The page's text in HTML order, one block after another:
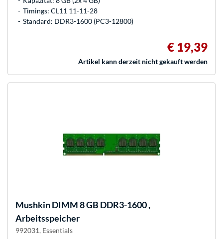
Timings: CL11 11-11-28
Standard: DDR3-1600 (PC3-12800)
€ 19,39
Artikel kann derzeit nicht gekauft werden
MushkinDIMM 8 GB DDR3-1600 ,
Arbeitsspeicher
992031, Essentials